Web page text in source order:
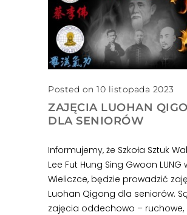
Posted on 10 listopada 2023
ZAJĘCIA LUOHAN
DLA SENIORÓW
Informujemy, że Szkoła Sztuk
Lee Fut Hung Sing Gwoon LUNG
Wieliczce, będzie prowadzić
Luohan Qigong dla seniorów.
zajęcia oddechowo – ruchowe,